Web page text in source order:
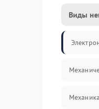
Виды
Механика